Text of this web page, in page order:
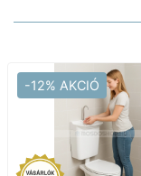
-12% AKCIÓ